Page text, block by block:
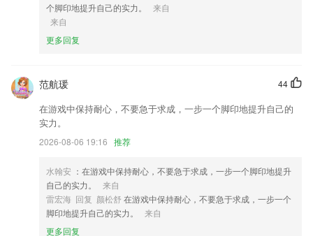
6,拥有三大特色功能：
k8凯发资讯软件优势
2.能够让孩子在有趣的氛围之中学会钢琴，在手机上即可轻松练习钢琴，
随时随地都能弹奏一曲
3.王海清、郑朔昉、魏敏真、王爱民、王麟贻、徐阿玲、侯小康、李俊
昇、董欣、王爱民、孟葵、岳宁、范澍田、周文来等千余位装备制造领域
的专家，定期直播分享、在线交流问答，直接与专家面对面
4.朗读·背诵，课内外精选读物，中英文评分体系，爱开口的孩子更自
5.随时定制您的专属真题题单，利用碎片时间查漏补缺，提分看得见。
6.帮助提高驾考成绩、顺利通过考试，为你学车保驾护航。
个脚印地提升自己的实力。
来自
来自
更多回复
44
范航瑗
在游戏中保持耐心，不要急于求成，一步一个脚印地提升自己的
实力。
2026-08-06 19:16 推荐
水翰安 ：在游戏中保持耐心，不要急于求成，一步一个脚印地提升
自己的实力。
来自
雷宏海 回复 颜松舒 在游戏中保持耐心，不要急于求成，一步一个
脚印地提升自己的实力。
来自
更多回复